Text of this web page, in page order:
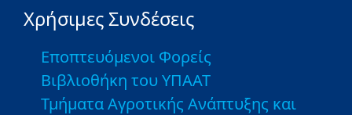
Χρήσιμες Συνδέσεις
Εποπτευόμενοι Φορείς
Βιβλιοθήκη του ΥΠΑΑΤ
Τμήματα Αγροτικής Ανάπτυξης και